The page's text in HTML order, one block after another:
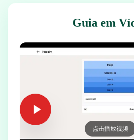
Guia em
点击播放视频